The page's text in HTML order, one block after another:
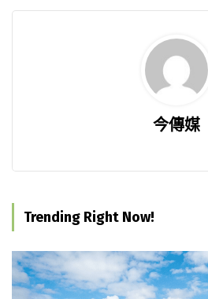
今傳媒
Trending Right Now!